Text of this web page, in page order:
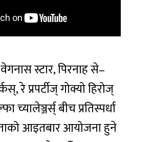
स्टार, पिरनाह से–
रे प्रपर्टीज् गोक्यो हिरोज्
च्यालेञ्जर्स् बीच प्रतिस्पर्धा
आइतबार आयोजना हुने